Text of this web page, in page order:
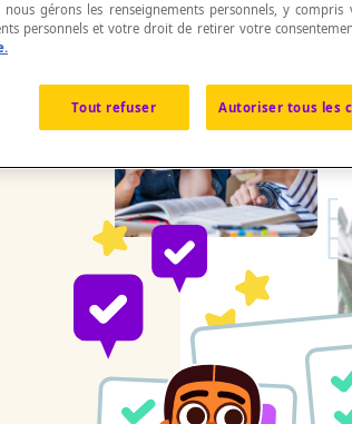
gérons les renseignements personnels, y compris
personnels et votre droit de retirer votre
Tout refuser Autoriser tous les